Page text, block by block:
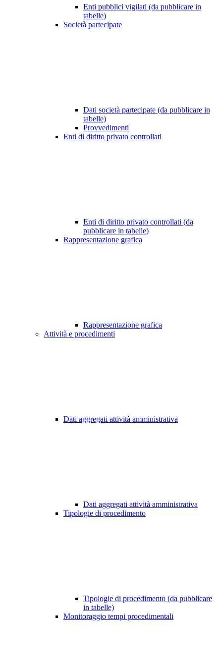
Enti pubblici vigilati (da pubblicare in
tabelle)
Società partecipate
Dati società partecipate (da pubblicare in
tabelle)
Provvedimenti
Enti di diritto privato controllati
Enti di diritto privato controllati (da
pubblicare in tabelle)
Rappresentazione grafica
Rappresentazione grafica
Attività e procedimenti
Dati aggregati attività amministrativa
Dati aggregati attività amministrativa
Tipologie di procedimento
Tipologie di procedimento (da pubblicare
in tabelle)
Monitoraggio tempi procedimentali